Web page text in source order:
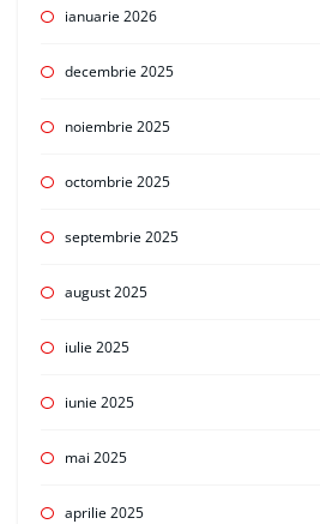
ianuarie 2026
decembrie 2025
noiembrie 2025
octombrie 2025
septembrie 2025
august 2025
iulie 2025
iunie 2025
mai 2025
aprilie 2025